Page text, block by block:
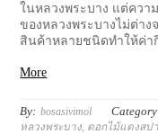
ในหลวงพระบาง แต่คว
ของหลวงพระบางไม่ต่าง
สินค้าหลายชนิดทำให้ค่า
More
By: bosasivimol
หลวงพระบาง, ดอกไม้แดงสปา